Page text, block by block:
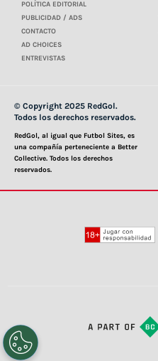
POLÍTICA EDITORIAL
PUBLICIDAD / ADS
CONTACTO
AD CHOICES
ENTREVISTAS
© Copyright 2025 RedGol.
Todos los derechos reservados.
RedGol, al igual que Futbol Sites, es
una compañía perteneciente a Better
Collective. Todos los derechos
reservados.